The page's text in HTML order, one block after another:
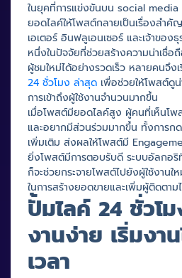
ในยุคที่การแข่งขันบน social
ยอดไลค์ให้โพสต์กลายเป็นเรื่องสำคั
เอเตอร์ อินฟลูเอนเซอร์ และเจ้าของ
หนึ่งในปัจจัยที่ช่วยสร้างความน่าเชื่อ
ผู้ชมใหม่ได้อย่างรวดเร็ว หลายคนจึง
24 ชั่วโมง ล่าสุด เพื่อช่วยให้โพสต์ดูน่
การเข้าถึงผู้ใช้งานจำนวนมากขึ้น
เมื่อโพสต์มียอดไลค์สูง ผู้คนที่เห็นโพ
และอยากมีส่วนร่วมมากขึ้น ทั้งการก
เพิ่มเติม ส่งผลให้โพสต์มี
ยิ่งโพสต์มีการตอบรับดี ระบบอัลกอ
ก็จะช่วยกระจายโพสต์ไปยังผู้ใช้งานใ
ในการสร้างยอดขายและเพิ่มผู้ติดตาม
ปั้มไลค์ 24 ชั่วโ
งานง่าย เริ่มงา
เวลา